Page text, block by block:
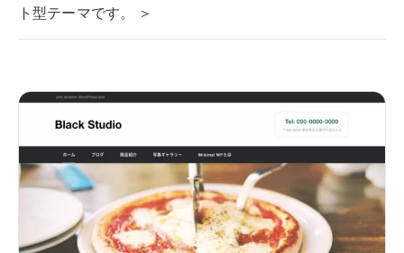
ト型テーマです。 ＞